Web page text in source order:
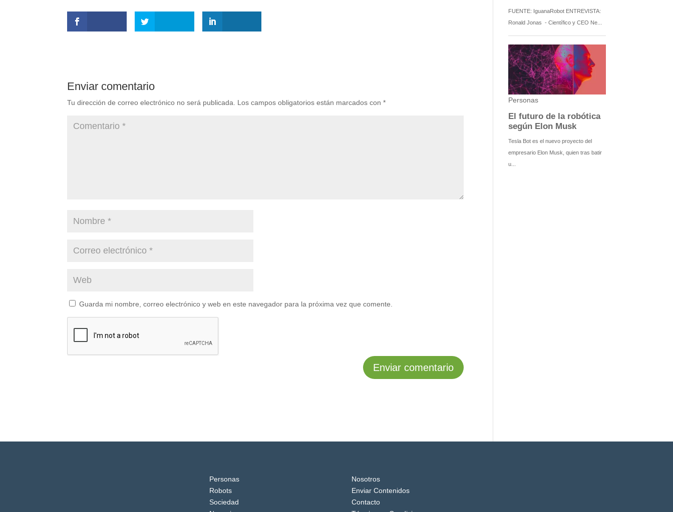
Enviar comentario
Tu dirección de correo electrónico no será publicada. Los campos obligatorios están marcados con*
Guarda mi nombre, correo electrónico y web en este navegador para la próxima vez que comente.
Personas
Robots
Sociedad
Nosotros
Enviar Contenidos
Contacto